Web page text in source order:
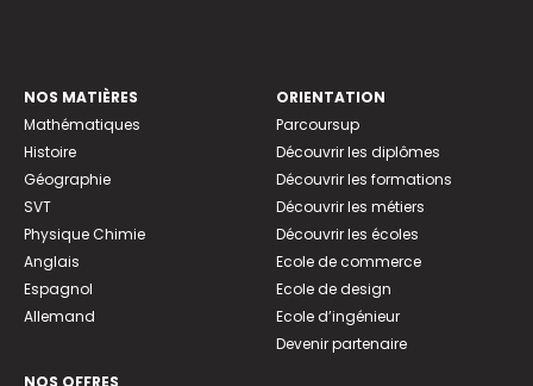
NOS MATIÈRES
Mathématiques
Histoire
Géographie
SVT
Physique Chimie
Anglais
Espagnol
Allemand
NOS OFFRES
ORIENTATION
Parcoursup
Découvrir les diplômes
Découvrir les formations
Découvrir les métiers
Découvrir les écoles
Ecole de commerce
Ecole de design
Ecole d’ingénieur
Devenir partenaire